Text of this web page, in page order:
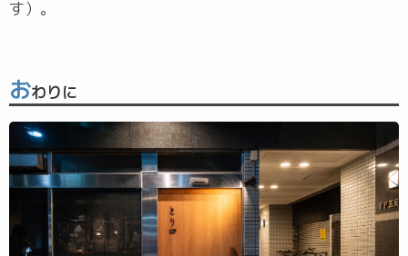
す）。
おわりに